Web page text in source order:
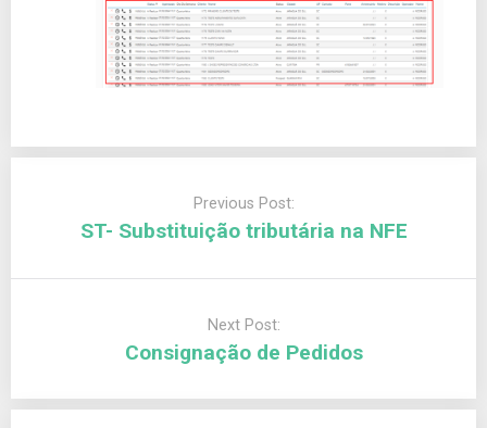
Previous Post:
ST- Substituição tributária na NFE
Next Post:
Consignação de Pedidos